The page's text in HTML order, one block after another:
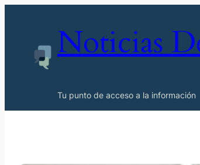
Noticias
Tu punto de acceso a la información